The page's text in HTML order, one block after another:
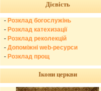
Дієвість
- Розклад богослужінь
- Розклад катехизації
- Розклад реколекцій
- Допоміжні web-ресурси
- Розклад прощ
Ікони церкви